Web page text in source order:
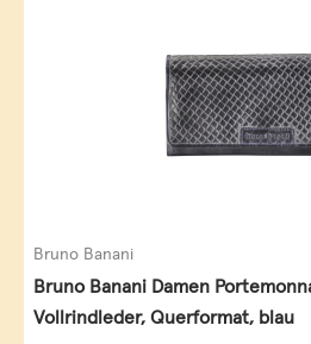
Bruno Banani
Bruno Banani Damen
Vollrindleder, Querformat, blau